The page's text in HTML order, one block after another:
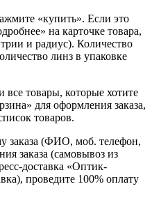
«купить». Если это
на карточке товара,
и радиус). Количество
линз в упаковке
товары, которые хотите
для оформления заказа,
товаров.
заказа (ФИО, моб. телефон,
заказа (самовывоз из
доставка «Оптик-
проведите 100% оплату